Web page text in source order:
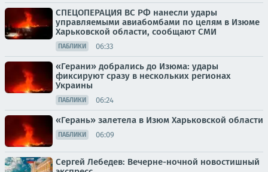
СПЕЦОПЕРАЦИЯ ВС РФ нанесли удары
управляемыми авиабомбами по целям в Изюме
Харьковской области, сообщают СМИ
ПАБЛИКИ 06:33
«Герани» добрались до Изюма: удары
фиксируют сразу в нескольких регионах
Украины
ПАБЛИКИ 06:24
«Герань» залетела в Изюм Харьковской области
ПАБЛИКИ 06:09
Сергей Лебедев: Вечерне-ночной новостишный